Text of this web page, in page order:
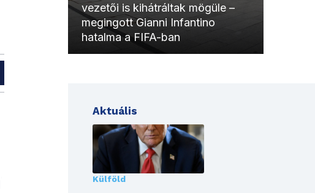
vezetői is kihátráltak mögüle –
megingott Gianni Infantino
hatalma a FIFA-ban
Aktuális
Külföld